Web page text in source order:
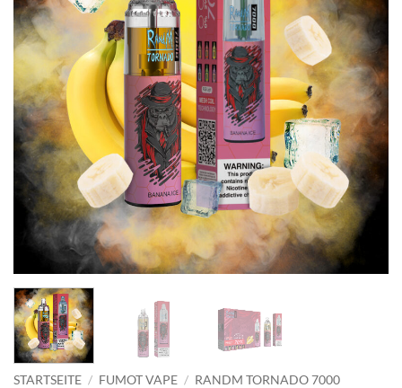
STARTSEITE / FUMOT VAPE / RANDM TORNADO 7000